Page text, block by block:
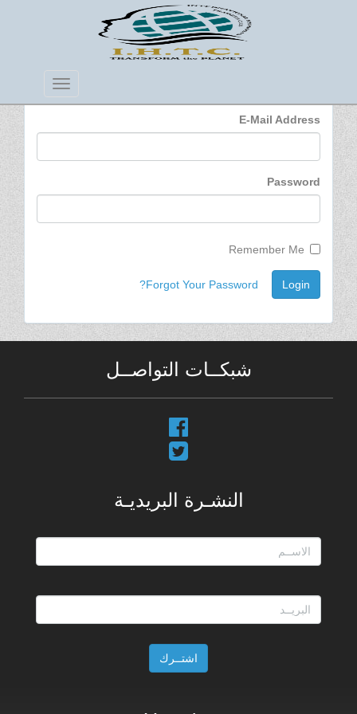
Toggle
Navigation
E-Mail Address
Password
Remember Me
Login
Forgot Your Password?
شبكــات التواصــل
النشـرة البريديـة
اشتــرك